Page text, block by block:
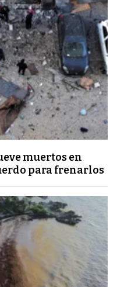
muertos en
para frenarlos